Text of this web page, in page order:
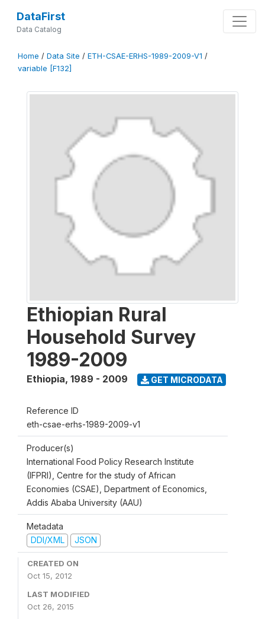
DataFirst
Data Catalog
Home / Data Site / ETH-CSAE-ERHS-1989-2009-V1 /
variable [F132]
Ethiopian Rural
Household Survey
1989-2009
Ethiopia, 1989 - 2009 GET MICRODATA
Reference ID
eth-csae-erhs-1989-2009-v1
Producer(s)
International Food Policy Research Institute
(IFPRI), Centre for the study of African
Economies (CSAE), Department of Economics,
Addis Ababa University (AAU)
Metadata
DDI/XML
JSON
CREATED ON
Oct 15, 2012
LAST MODIFIED
Oct 26, 2015